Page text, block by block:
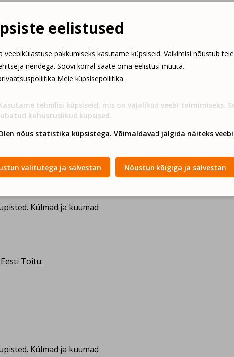
eelistused
veebikülastuse pakkumiseks kasutame küpsiseid. Vaikimisi nõustub teie
nendega. Soovi korral saate oma eelistusi muuta.
Meie küpsisepoliitika
tehnilisi küpsiseid, mis on vajalikud veebi toimimiseks.
kohustuslikud küpsised.
nõus statistika küpsistega. Võimaldavad jälgida näiteks
valitutega ja salvestan Nõustun kõigiga ja salvestan
Külmad ja kuumad
Toitu.
Külmad ja kuumad
Toitu.
Külmad ja kuumad